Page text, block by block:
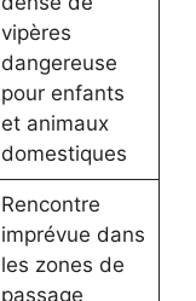
vipères
dangereuse
pour enfants
et animaux
domestiques
Rencontre
imprévue dans
les zones de
passage